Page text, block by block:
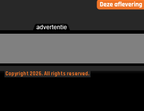
Copyright 2026. All rights reserved.